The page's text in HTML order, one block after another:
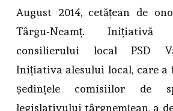
August 2014, cetățean de
Târgu-Neamț.
consilierului local PSD
Inițiativa alesului local, care a
ședințele comisiilor de
legislativului târgnemțean, a